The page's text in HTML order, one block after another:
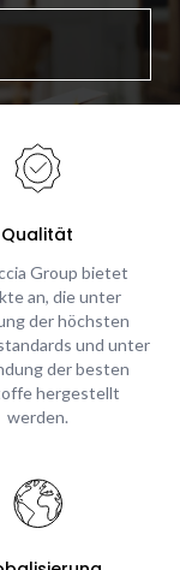
Qualität
Group bietet
an, die unter
der höchsten
und unter
der besten
hergestellt
werden.